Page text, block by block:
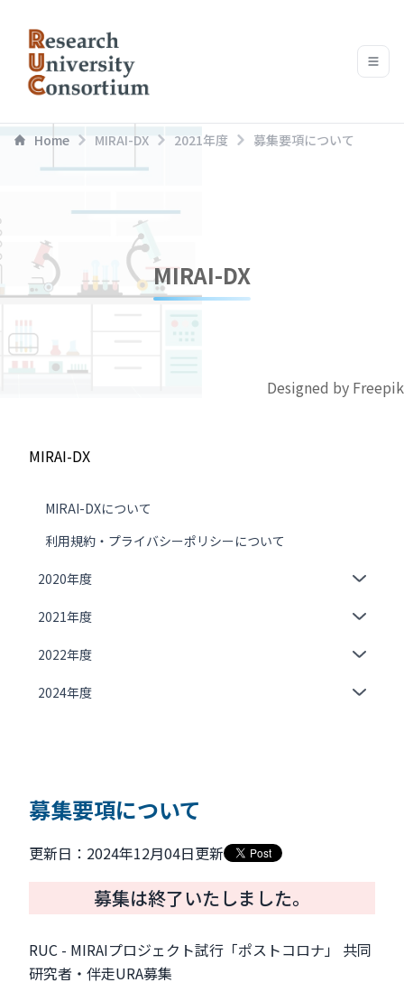
Home MIRAI-DX 2021年度 募集要項について
MIRAI-DX
Designed by Freepik
MIRAI-DX
MIRAI-DXについて
利用規約・プライバシーポリシーについて
2020年度
2021年度
2022年度
2024年度
募集要項について
更新日：2024年12月04日更新
募集は終了いたしました。
RUC - MIRAIプロジェクト試行「ポストコロナ」 共同
研究者・伴走URA募集